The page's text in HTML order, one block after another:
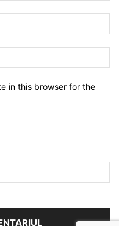
in this browser for the